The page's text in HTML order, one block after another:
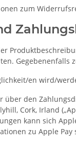
zum
Gegebenenfalls
en wird/
über den
Cork, Irland
kann sich
zu Apple